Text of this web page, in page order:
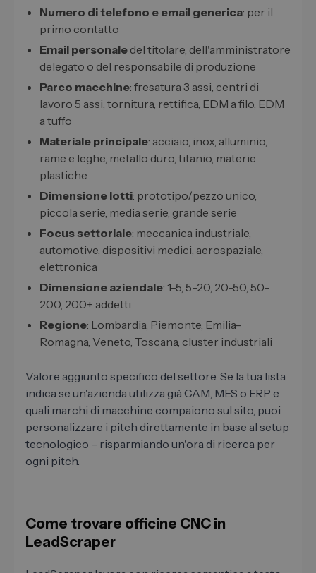
Numero di telefono e email generica: per il
primo contatto
Email personale del titolare, dell'amministratore
delegato o del responsabile di produzione
Parco macchine: fresatura 3 assi, centri di
lavoro 5 assi, tornitura, rettifica, EDM a filo, EDM
a tuffo
Materiale principale: acciaio, inox, alluminio,
rame e leghe, metallo duro, titanio, materie
plastiche
Dimensione lotti: prototipo/pezzo unico,
piccola serie, media serie, grande serie
Focus settoriale: meccanica industriale,
automotive, dispositivi medici, aerospaziale,
elettronica
Dimensione aziendale: 1-5, 5-20, 20-50, 50-
200, 200+ addetti
Regione: Lombardia, Piemonte, Emilia-
Romagna, Veneto, Toscana, cluster industriali
Valore aggiunto specifico del settore. Se la tua lista
indica se un'azienda utilizza già CAM, MES o ERP e
quali marchi di macchine compaiono sul sito, puoi
personalizzare i pitch direttamente in base al setup
tecnologico – risparmiando un'ora di ricerca per
ogni pitch.
Come trovare officine CNC in
LeadScraper